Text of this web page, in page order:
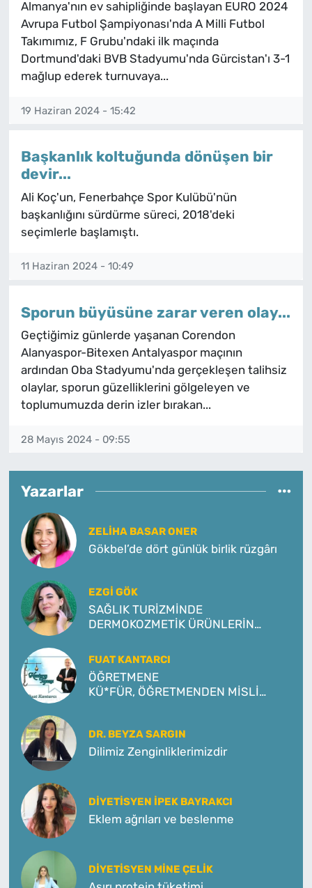
Almanya'nın ev sahipliğinde başlayan EURO 2024
Avrupa Futbol Şampiyonası'nda A Milli Futbol
Takımımız, F Grubu'ndaki ilk maçında
Dortmund'daki BVB Stadyumu'nda Gürcistan'ı 3-1
mağlup ederek turnuvaya...
19 Haziran 2024 - 15:42
Başkanlık koltuğunda dönüşen bir
devir...
Ali Koç'un, Fenerbahçe Spor Kulübü'nün
başkanlığını sürdürme süreci, 2018'deki
seçimlerle başlamıştı.
11 Haziran 2024 - 10:49
Sporun büyüsüne zarar veren olay...
Geçtiğimiz günlerde yaşanan Corendon
Alanyaspor-Bitexen Antalyaspor maçının
ardından Oba Stadyumu'nda gerçekleşen talihsiz
olaylar, sporun güzelliklerini gölgeleyen ve
toplumumuzda derin izler bırakan...
28 Mayıs 2024 - 09:55
Yazarlar
ZELIHA BASAR ONER
Gökbel’de dört günlük birlik rüzgârı
EZGI GÖK
SAĞLIK TURİZMİNDE
DERMOKOZMETİK ÜRÜNLERİN
FUAT KANTARCI
ÖĞRETMENE
KÜ*FÜR, ÖĞRETMENDEN MİSLİ
DR. BEYZA SARGIN
Dilimiz Zenginliklerimizdir
DIYETISYEN İPEK BAYRAKCI
Eklem ağrıları ve beslenme
DIYETISYEN MINE ÇELIK